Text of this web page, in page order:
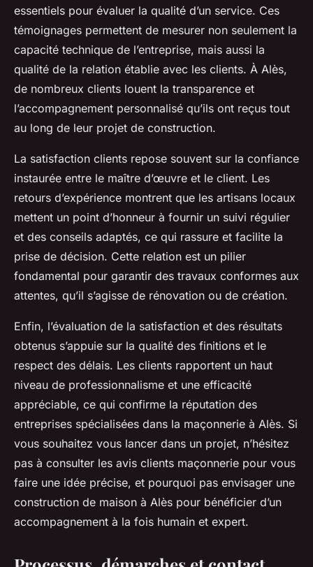
essentiels pour évaluer la qualité d’un service. Ces
témoignages permettent de mesurer non seulement la
capacité technique de l’entreprise, mais aussi la
qualité de la relation établie avec les clients. À Alès,
de nombreux clients louent la transparence et
l’accompagnement personnalisé qu’ils ont reçus tout
au long de leur projet de construction.
La satisfaction clients repose souvent sur la confiance
instaurée entre le maître d’œuvre et le client. Les
retours d’expérience montrent que les artisans locaux
mettent un point d’honneur à fournir un suivi régulier
et des conseils adaptés, ce qui rassure et facilite la
prise de décision. Cette relation est un pilier
fondamental pour garantir des travaux conformes aux
attentes, qu’il s’agisse de rénovation ou de création.
Enfin, l’évaluation de la satisfaction et des résultats
obtenus s’appuie sur la qualité des finitions et le
respect des délais. Les clients rapportent un haut
niveau de professionnalisme et une efficacité
appréciable, ce qui confirme la réputation des
entreprises spécialisées dans la maçonnerie à Alès. Si
vous souhaitez vous lancer dans un projet, n’hésitez
pas à consulter les avis clients maçonnerie pour vous
faire une idée précise, et pourquoi pas envisager une
construction de maison à Alès pour bénéficier d’un
accompagnement à la fois humain et expert.